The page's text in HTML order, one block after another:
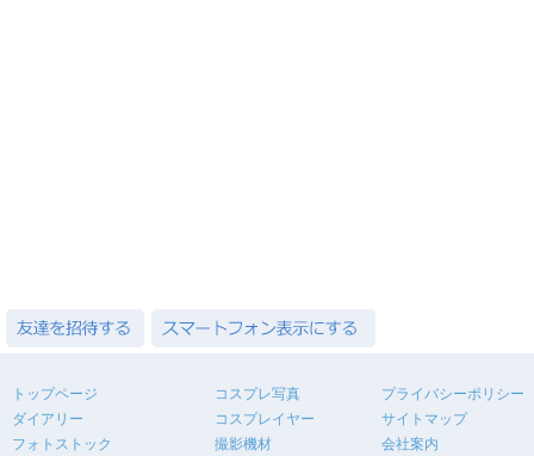
トップページ
ダイアリー
フォトストック
コスプレ写真
コスプレイヤー
撮影機材
プライバシーポリシー
サイトマップ
会社案内